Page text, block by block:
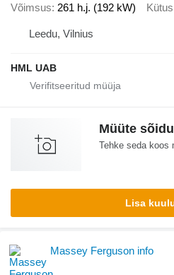
Võimsus 261 h.j. (192 kW) Kütus
Leedu, Vilnius
HML UAB
Müüte
Tehke seda koos
Lisa
Massey Ferguson info